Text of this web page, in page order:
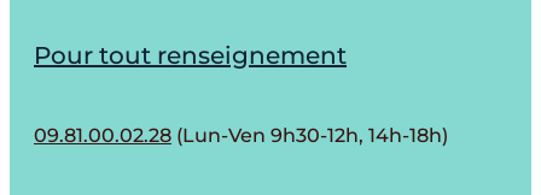
Pour tout renseignement
09.81.00.02.28 (Lun-Ven 9h30-12h, 14h-18h)